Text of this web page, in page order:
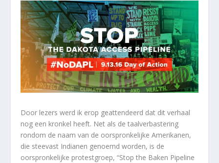
Door lezers werd ik erop geattendeerd dat dit verhaal
nog een kronkel heeft. Net als de taalverbastering
rondom de naam van de oorspronkelijke Amerikanen,
die steevast Indianen genoemd worden, is de
oorspronkelijke protestgroep, “Stop the Baken Pipeline